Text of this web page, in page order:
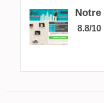
Notre
8.8/10